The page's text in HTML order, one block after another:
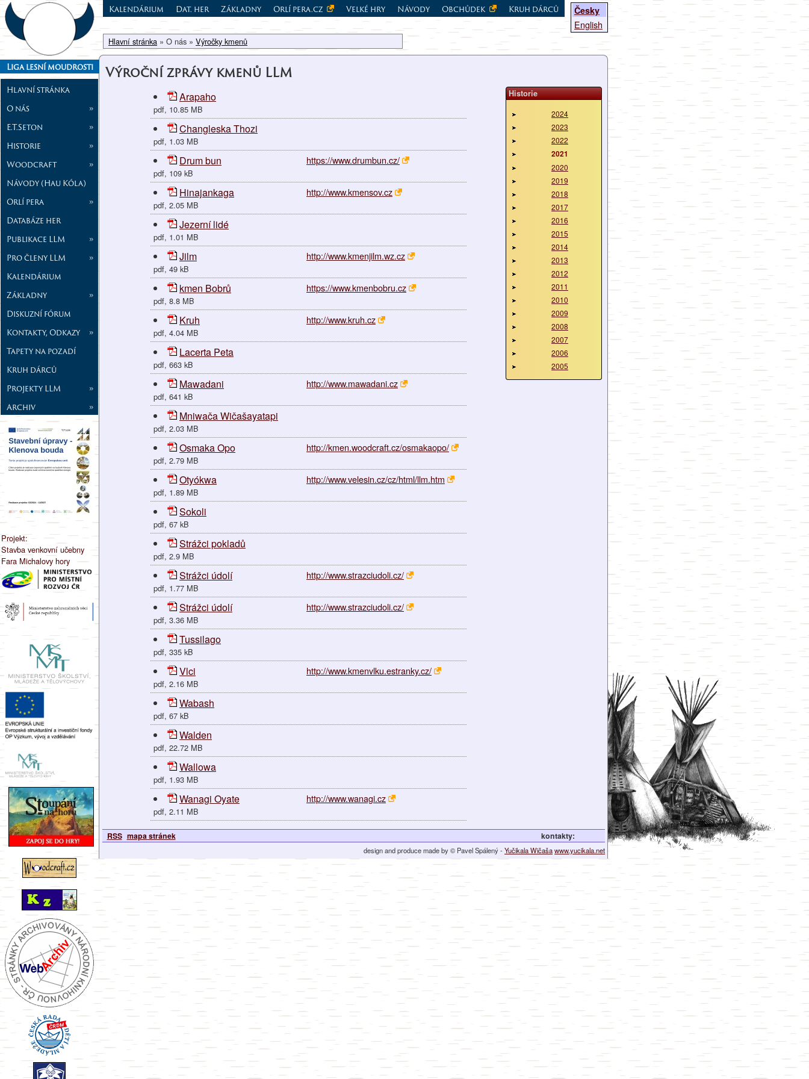
Liga lesní moudrosti
Hlavní stránka
O nás
»
E.T.Seton
»
Historie
»
Woodcraft
»
Návody (Hau Kóla)
Orlí pera
»
Databáze her
Publikace LLM
»
Pro členy LLM
»
Kalendárium
Základny
»
Diskuzní fórum
Kontakty, Odkazy
»
Tapety na pozadí
Kruh dárců
Projekty LLM
»
Archiv
»
Projekt:
Stavba venkovní učebny
Fara Michalovy hory
Česky
English
Kalendárium Dat. her Základny Orlí pera.cz Velké hry Návody Obchůdek Kruh dárců
Hlavní stránka » O nás » Výročky kmenů
Výroční zprávy kmenů LLM
Historie
2024
2023
2022
2021
2020
2019
2018
2017
2016
2015
2014
2013
2012
2011
2010
2009
2008
2007
2006
2005
Arapaho
pdf, 10.85 MB
Changleska Thozi
pdf, 1.03 MB
Drum bun https://www.drumbun.cz/
pdf, 109 kB
Hinajankaga http://www.kmensov.cz
pdf, 2.05 MB
Jezerní lidé
pdf, 1.01 MB
Jilm http://www.kmenjilm.wz.cz
pdf, 49 kB
kmen Bobrů https://www.kmenbobru.cz
pdf, 8.8 MB
Kruh http://www.kruh.cz
pdf, 4.04 MB
Lacerta Peta
pdf, 663 kB
Mawadani http://www.mawadani.cz
pdf, 641 kB
Mniwača Wičašayatapi
pdf, 2.03 MB
Osmaka Opo http://kmen.woodcraft.cz/osmakaopo/
pdf, 2.79 MB
Otyókwa http://www.velesin.cz/cz/html/llm.htm
pdf, 1.89 MB
Sokoli
pdf, 67 kB
Strážci pokladů
pdf, 2.9 MB
Strážci údolí http://www.strazciudoli.cz/
pdf, 1.77 MB
Strážci údolí http://www.strazciudoli.cz/
pdf, 3.36 MB
Tussilago
pdf, 335 kB
Vlci http://www.kmenvlku.estranky.cz/
pdf, 2.16 MB
Wabash
pdf, 67 kB
Walden
pdf, 22.72 MB
Wallowa
pdf, 1.93 MB
Wanagi Oyate http://www.wanagi.cz
pdf, 2.11 MB
RSS mapa stránek kontakty:
design and produce made by © Pavel Spálený -Yučikala Wičašawww.yucikala.net